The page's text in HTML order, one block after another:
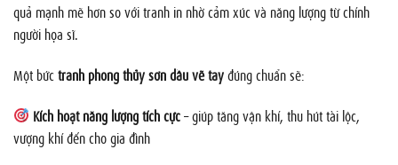
quả mạnh mẽ hơn so với tranh in nhờ cảm xúc và năng lượng từ chính
người họa sĩ.
Một bức tranh phong thủy sơn dầu vẽ tayđúng chuẩn sẽ:
Kích hoạt năng lượng tích cực– giúp tăng vận khí, thu hút tài lộc,
vượng khí đến cho gia đình